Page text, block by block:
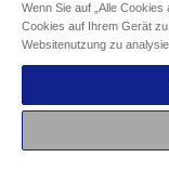
Epson
Wenn Sie auf „Alle
Cookies auf Ihrem Gerät
Websitenutzung zu